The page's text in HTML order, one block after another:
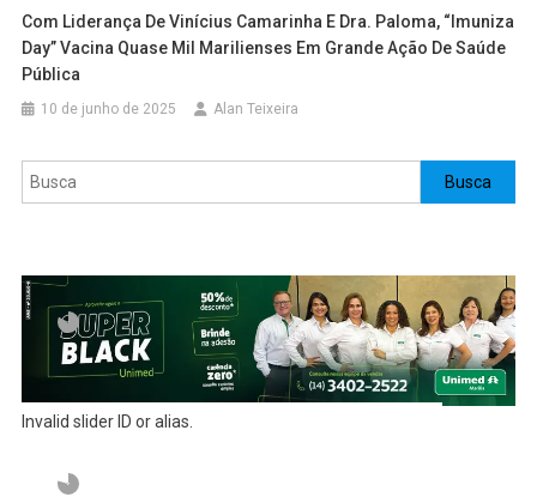
Com Liderança De Vinícius Camarinha E Dra. Paloma, “Imuniza
Day” Vacina Quase Mil Marilienses Em Grande Ação De Saúde
Pública
10 de junho de 2025 Alan Teixeira
Pesquisar Busca